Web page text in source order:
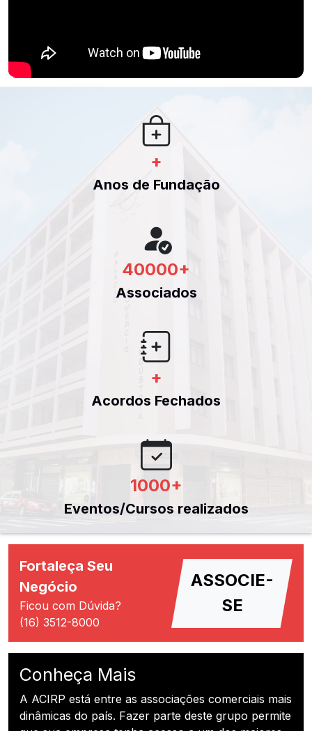
+
Anos de Fundação
40000+
Associados
+
Acordos Fechados
1000+
Eventos/Cursos realizados
Fortaleça Seu
Negócio
Ficou com Dúvida?
(16) 3512-8000
ASSOCIE-
SE
Conheça Mais
A ACIRP está entre as associações comerciais mais
dinâmicas do país. Fazer parte deste grupo permite